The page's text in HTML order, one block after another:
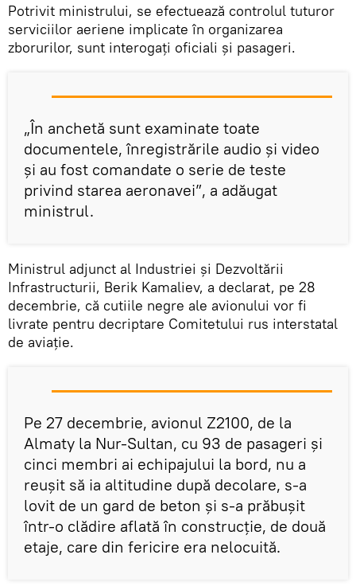
Potrivit ministrului, se efectuează controlul tuturor
serviciilor aeriene implicate în organizarea
zborurilor, sunt interogaţi oficiali și pasageri.
„În anchetă sunt examinate toate
documentele, înregistrările audio și video
şi au fost comandate o serie de teste
privind starea aeronavei”, a adăugat
ministrul.
Ministrul adjunct al Industriei și Dezvoltării
Infrastructurii, Berik Kamaliev, a declarat, pe 28
decembrie, că cutiile negre ale avionului vor fi
livrate pentru decriptare Comitetului rus interstatal
de aviație.
Pe 27 decembrie, avionul Z2100, de la
Almaty la Nur-Sultan, cu 93 de pasageri și
cinci membri ai echipajului la bord, nu a
reuşit să ia altitudine după decolare, s-a
lovit de un gard de beton și s-a prăbușit
într-o clădire aflată în construcție, de două
etaje, care din fericire era nelocuită.